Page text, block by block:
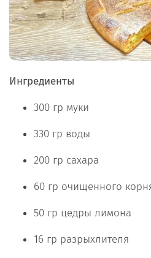
Ингредиенты
300 гр муки
330 гр воды
200 гр сахара
60 гр очищенного
50 гр цедры лимона
16 гр разрыхлителя